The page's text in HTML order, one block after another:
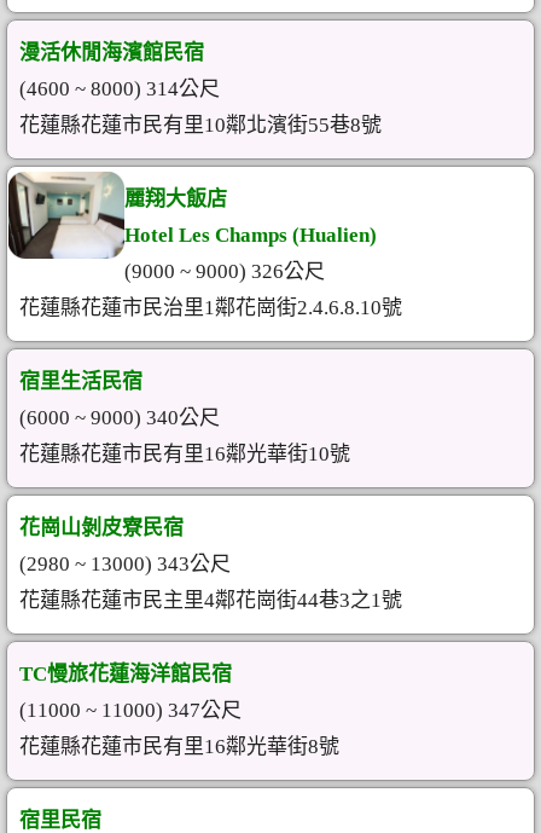
漫活休閒海濱館民宿
(4600 ~ 8000) 314公尺
花蓮縣花蓮市民有里10鄰北濱街55巷8號
麗翔大飯店
Hotel Les Champs (Hualien)
(9000 ~ 9000) 326公尺
花蓮縣花蓮市民治里1鄰花崗街2.4.6.8.10號
宿里生活民宿
(6000 ~ 9000) 340公尺
花蓮縣花蓮市民有里16鄰光華街10號
花崗山剝皮寮民宿
(2980 ~ 13000) 343公尺
花蓮縣花蓮市民主里4鄰花崗街44巷3之1號
TC慢旅花蓮海洋館民宿
(11000 ~ 11000) 347公尺
花蓮縣花蓮市民有里16鄰光華街8號
宿里民宿